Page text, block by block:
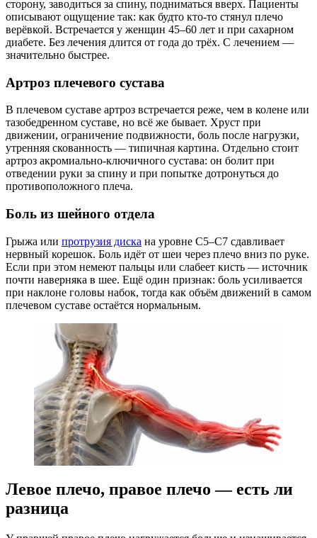
сторону, заводиться за спину, подниматься вверх. Пациенты
описывают ощущение так: как будто кто-то стянул плечо
верёвкой. Встречается у женщин 45–60 лет и при сахарном
диабете. Без лечения длится от года до трёх. С лечением —
значительно быстрее.
Артроз плечевого сустава
В плечевом суставе артроз встречается реже, чем в колене или
тазобедренном суставе, но всё же бывает. Хруст при
движении, ограничение подвижности, боль после нагрузки,
утренняя скованность — типичная картина. Отдельно стоит
артроз акромиально-ключичного сустава: он болит при
отведении руки за спину и при попытке дотронуться до
противоположного плеча.
Боль из шейного отдела
Грыжа или протрузия диска на уровне C5–C7 сдавливает
нервный корешок. Боль идёт от шеи через плечо вниз по руке.
Если при этом немеют пальцы или слабеет кисть — источник
почти наверняка в шее. Ещё один признак: боль усиливается
при наклоне головы набок, тогда как объём движений в самом
плечевом суставе остаётся нормальным.
Левое плечо, правое плечо — есть ли
разница